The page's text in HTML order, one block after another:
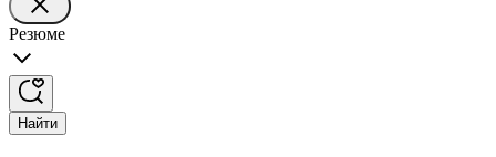
Резюме
Найти